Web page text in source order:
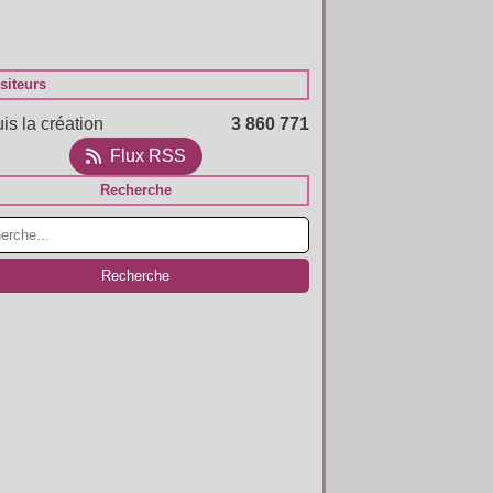
la création
3 860 771
Flux RSS
Recherche